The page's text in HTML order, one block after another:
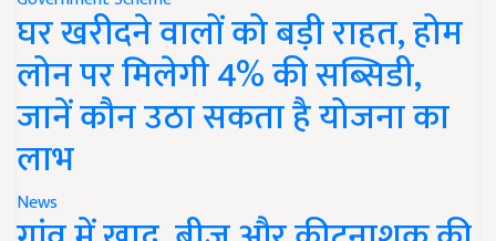
घर खरीदने वालों को बड़ी राहत, होम
लोन पर मिलेगी 4% की सब्सिडी,
जानें कौन उठा सकता है योजना का
लाभ
News